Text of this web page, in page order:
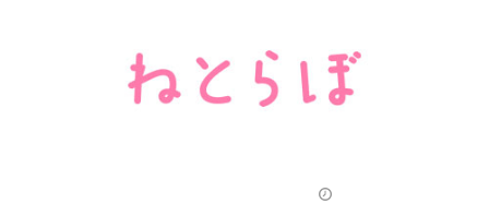
クイズ
地域